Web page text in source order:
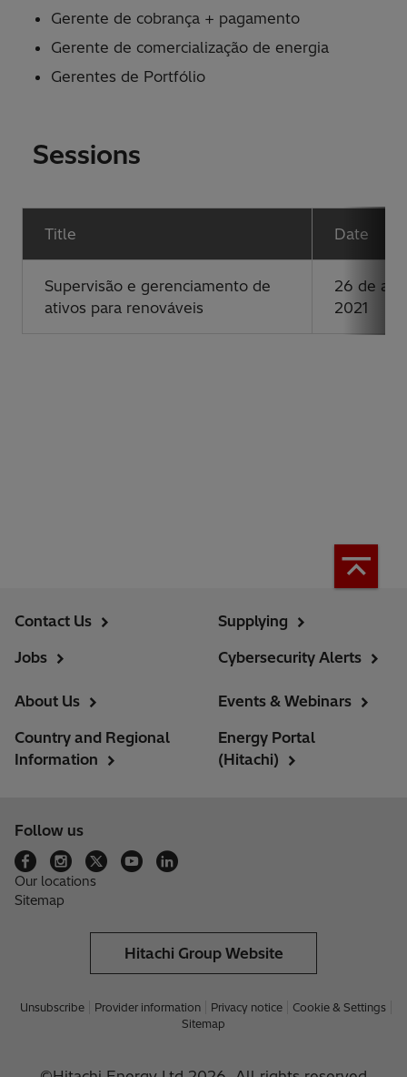
Gerente de cobrança + pagamento
Gerente de comercialização de energia
Gerentes de Portfólio
Sessions
Title Date
Supervisão e gerenciamento de
ativos para renováveis
26 de
2021
Contact Us
Jobs
Supplying
Cybersecurity Alerts
About Us
Country and Regional
Information
Events & Webinars
Energy Portal
(Hitachi)
Follow us
Our locations
Sitemap
Hitachi Group Website
Unsubscribe Provider information Privacy notice
Cookie & Settings
Sitemap